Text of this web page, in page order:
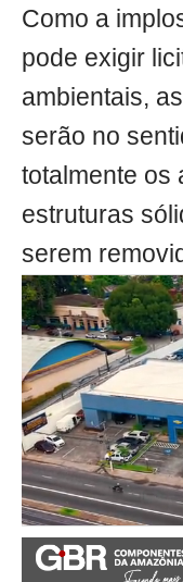
Como a
pode exigir
ambientais,
serão no
totalmente os
estruturas
serem